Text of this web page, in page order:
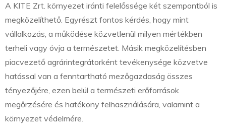
A KITE Zrt. környezet iránti felelőssége két szempontból is
megközelíthető. Egyrészt fontos kérdés, hogy mint
vállalkozás, a működése közvetlenül milyen mértékben
terheli vagy óvja a természetet. Másik megközelítésben
piacvezető agrárintegrátorként tevékenysége közvetve
hatással van a fenntartható mezőgazdaság összes
tényezőjére, ezen belül a természeti erőforrások
megőrzésére és hatékony felhasználására, valamint a
környezet védelmére.